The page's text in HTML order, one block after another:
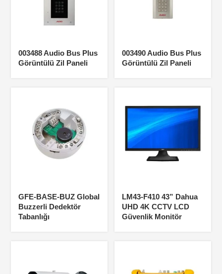
003488 Audio Bus Plus
Görüntülü Zil Paneli
003490 Audio Bus Plus
Görüntülü Zil Paneli
GFE-BASE-BUZ Global
Buzzerli Dedektör
Tabanlığı
LM43-F410 43” Dahua
UHD 4K CCTV LCD
Güvenlik Monitör